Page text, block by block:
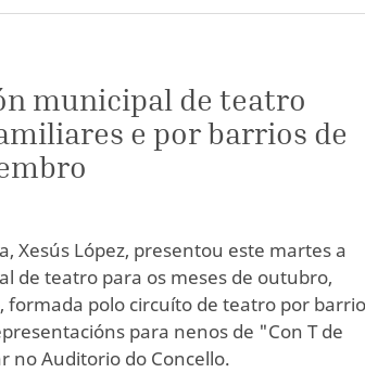
municipal de teatro
e por barrios de
Xesús López, presentou este martes a
de teatro para os meses de outubro,
formada polo circuíto de teatro por
para nenos de "Con T de
Auditorio do Concello.